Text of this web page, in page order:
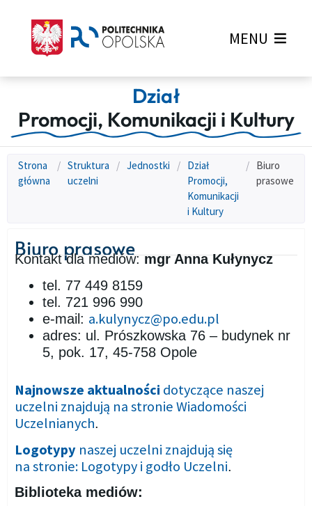
MENU
Dział
Promocji, Komunikacji i Kultury
Strona
główna
/ Struktura
uczelni
/ Jednostki / Dział
Promocji,
Komunikacji
i Kultury
/ Biuro
prasowe
Biuro prasowe
Kontakt dla mediów:mgr Anna Kułynycz
tel. 77 449 8159
tel. 721 996 990
e-mail: a.kulynycz@po.edu.pl
adres: ul. Prószkowska 76 – budynek nr
5, pok. 17, 45-758 Opole
Najnowsze aktualności dotyczące naszej
uczelni znajdują na stronie Wiadomości
Uczelnianych.
Logotypy naszej uczelni znajdują się
na stronie: Logotypy i godło Uczelni.
Biblioteka mediów: